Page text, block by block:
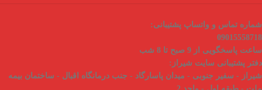
شماره تماس و واتساپ پشتیبانی:
09015558718
ساعت پاسخگویی از 9 صبح تا 8 شب
دفتر پشتیبانی سایت شیراز:
شیراز - سفیر جنوبی - میدان پاسارگاد - جنب درمانگاه اقبال - ساختمان بیمه